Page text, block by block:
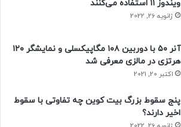
ویندوز ۱۱ استفاده می‌کنند
ژانویه 26, 2022
آنر ۵۰ با دوربین ۱۰۸ مگاپیکسلی و نمایشگر ۱۲۰
هرتزی در مالزی معرفی شد
اکتبر 20, 2021
پنج سقوط بزرگ بیت کوین چه تفاوتی با سقوط
اخیر دارند؟